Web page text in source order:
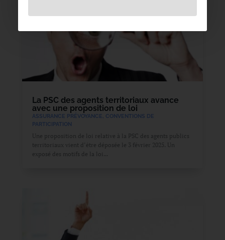
La PSC des agents territoriaux avance
avec une proposition de loi
ASSURANCE PRÉVOYANCE, CONVENTIONS DE
PARTICIPATION
Une proposition de loi relative à la PSC des agents publics
territoriaux vient d’être déposée le 3 février 2025. Un
exposé des motifs de la loi...